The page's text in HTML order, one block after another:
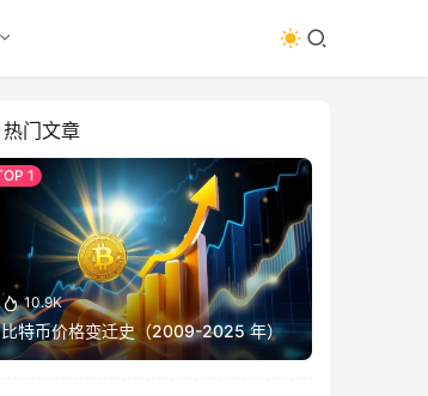
热门文章
10.9K
比特币价格变迁史（2009-2025 年）